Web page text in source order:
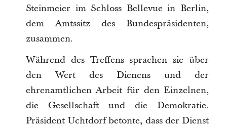
Steinmeier im Schloss Bellevue in Berlin,
dem Amtssitz des Bundespräsidenten,
zusammen.
Während des Treffens sprachen sie über
den Wert des Dienens und der
ehrenamtlichen Arbeit für den Einzelnen,
die Gesellschaft und die Demokratie.
Präsident Uchtdorf betonte, dass der Dienst